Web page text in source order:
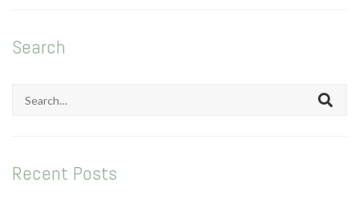
Search
for:
Recent Posts